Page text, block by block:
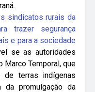
sindicatos rurais da
trazer segurança
e para a sociedade
se as autoridades
Marco Temporal, que
de terras indígenas
promulgação da